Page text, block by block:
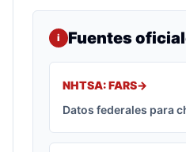
i Fuentes
NHTSA: FARS->
Datos federales para